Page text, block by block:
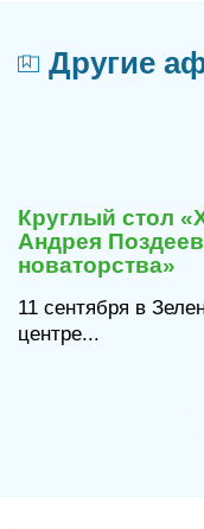
Другие
Круглый стол
Андрея
новаторства»
11 сентября в
центре...